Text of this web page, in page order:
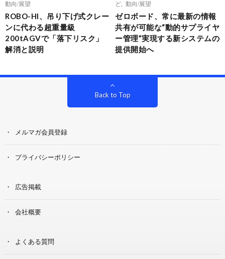
動向/展望
ROBO-HI、吊り下げ式クレー
ンに代わる超重量級
200tAGVで「落下リスク」
解消と説明
ど
動向/展望
ゼロボード、常に最新の情報
共有が可能な“動的サプライヤ
ー管理”実現する新システムの
提供開始へ
Back to Top
メルマガ会員登録
プライバシーポリシー
広告掲載
会社概要
よくある質問